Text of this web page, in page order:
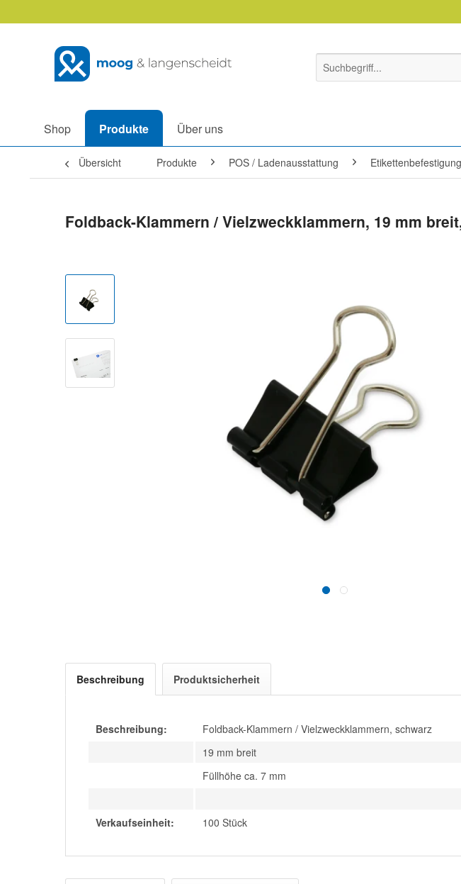
Shop Produkte Über uns
Übersicht Produkte POS / Ladenausstattung Etikettenbefestigung
Foldback-Klammern / Vielzweckklammern, 19 mm
Beschreibung Produktsicherheit
Beschreibung:
Foldback-Klammern / Vielzweckklammern, schwarz
19 mm breit
Füllhöhe ca. 7 mm
Verkaufseinheit: 100 Stück